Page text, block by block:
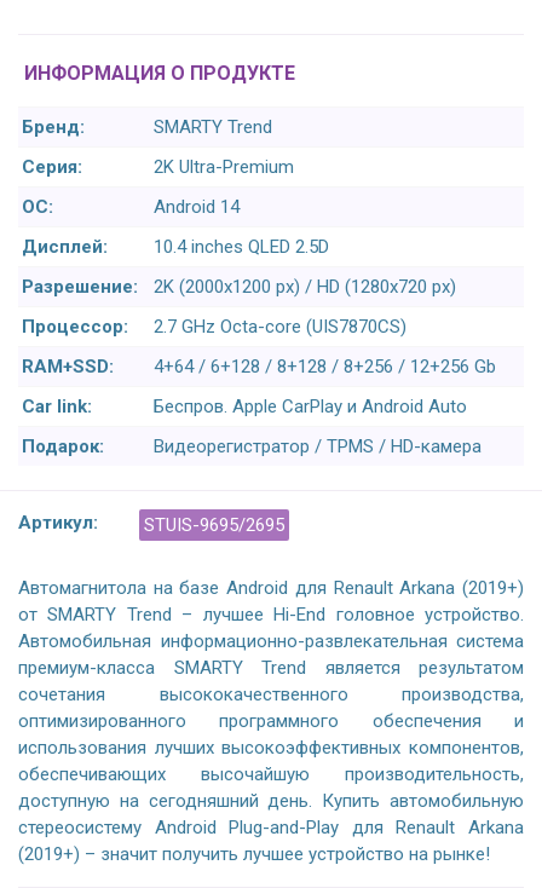
ИНФОРМАЦИЯ О ПРОДУКТЕ
Бренд:
SMARTY Trend
Серия:
2K Ultra-Premium
ОС:
Android 14
Дисплей:
10.4 inches QLED 2.5D
Разрешение:
2K (2000x1200 px) / HD (1280x720 px)
Процессор:
2.7 GHz Octa-core (UIS7870CS)
RAM+SSD:
4+64 / 6+128 / 8+128 / 8+256 / 12+256 Gb
Car link:
Беспров. Apple CarPlay и Android Auto
Подарок:
Видеорегистратор / TPMS / HD-камера
Артикул: STUIS-9695/2695
Автомагнитола на базе Android для Renault Arkana (2019+)
от SMARTY Trend – лучшее Hi-End головное устройство.
Автомобильная информационно-развлекательная система
премиум-класса SMARTY Trend является результатом
сочетания высококачественного производства,
оптимизированного программного обеспечения и
использования лучших высокоэффективных компонентов,
обеспечивающих высочайшую производительность,
доступную на сегодняшний день. Купить автомобильную
стереосистему Android Plug-and-Play для Renault Arkana
(2019+) – значит получить лучшее устройство на рынке!